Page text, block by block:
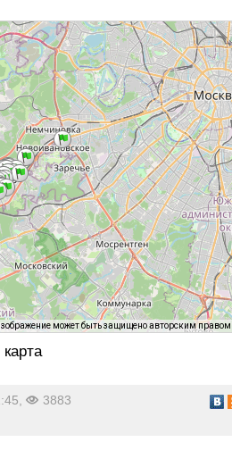
может быть защищено авторским правом
3883